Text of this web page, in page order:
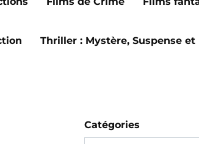
Thriller : Mystère, Suspense
Catégories